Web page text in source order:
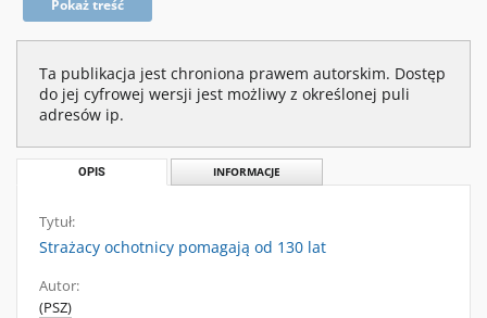
Pokaż treść
Ta publikacja jest chroniona prawem autorskim. Dostęp
do jej cyfrowej wersji jest możliwy z określonej puli
adresów ip.
OPIS INFORMACJE
Tytuł:
Strażacy ochotnicy pomagają od 130 lat
Autor:
(PSZ)